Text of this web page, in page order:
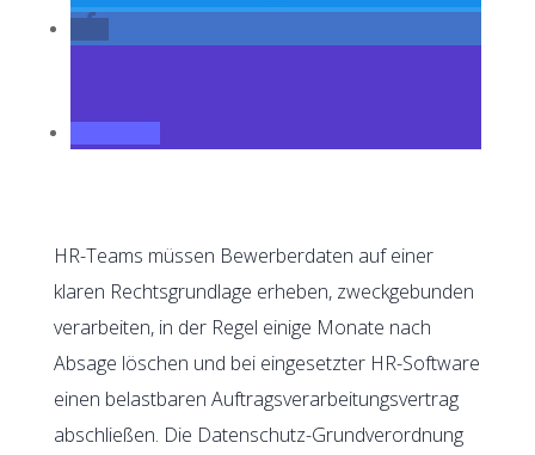
HR-Teams müssen Bewerberdaten auf einer
klaren Rechtsgrundlage erheben, zweckgebunden
verarbeiten, in der Regel einige Monate nach
Absage löschen und bei eingesetzter HR-Software
einen belastbaren Auftragsverarbeitungsvertrag
abschließen. Die Datenschutz-Grundverordnung